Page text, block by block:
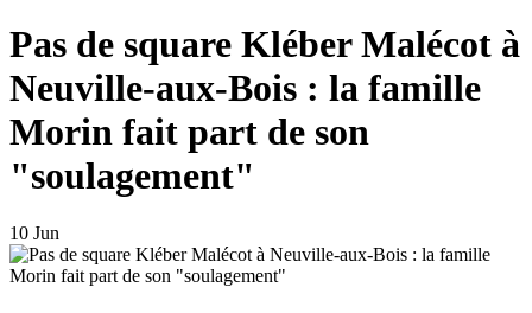
Pas de square Kléber Malécot à
Neuville-aux-Bois : la famille
Morin fait part de son
"soulagement"
10 Jun